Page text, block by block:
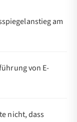
am
von E-
nicht, dass